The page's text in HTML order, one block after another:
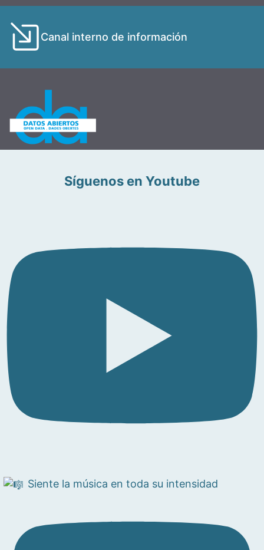
Canal interno de información
Síguenos en Youtube
Siente la música en toda su intensidad